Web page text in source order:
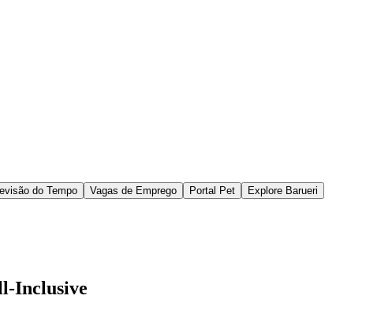
do Tempo Vagas de Emprego Portal Pet
Explore Barueri
Inclusive